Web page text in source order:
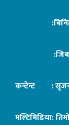
:बिनिता
:जिबन
कन्टेन्ट :
मल्टिमिडिया: